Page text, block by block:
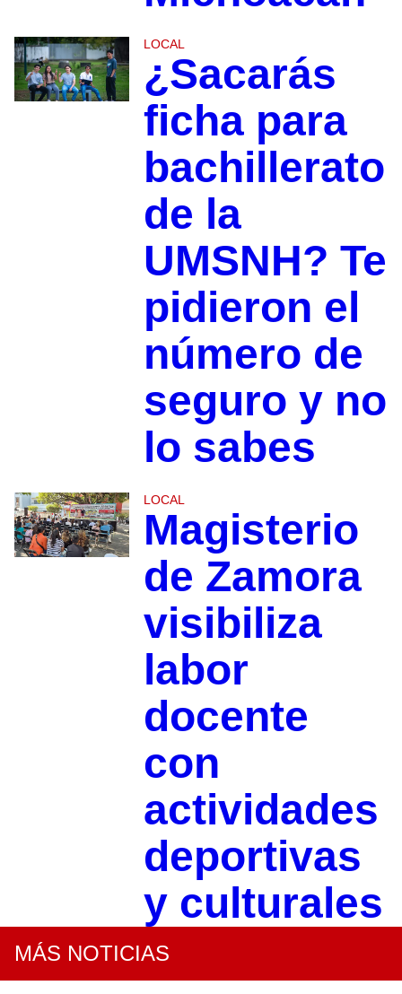
LOCAL
¿Sacarás
ficha para
bachillerato
de la
UMSNH? Te
pidieron el
número de
seguro y no
lo sabes
LOCAL
Magisterio
de Zamora
visibiliza
labor
docente
con
actividades
deportivas
y culturales
MÁS NOTICIAS